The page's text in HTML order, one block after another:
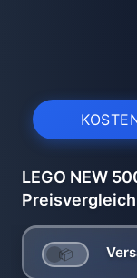
LEGO NEW
Preisvergleich